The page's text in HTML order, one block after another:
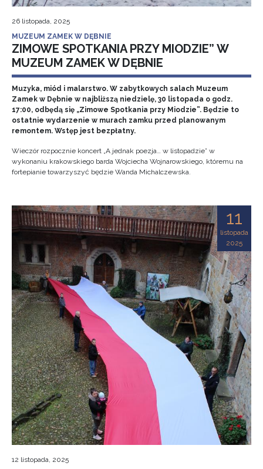
26 listopada, 2025
MUZEUM ZAMEK W DĘBNIE
ZIMOWE SPOTKANIA PRZY MIODZIE” W
MUZEUM ZAMEK W DĘBNIE
Muzyka, miód i malarstwo. W zabytkowych salach Muzeum
Zamek w Dębnie w najbliższą niedzielę, 30 listopada o godz.
17:00, odbędą się „Zimowe Spotkania przy Miodzie”. Będzie to
ostatnie wydarzenie w murach zamku przed planowanym
remontem. Wstęp jest bezpłatny.
Wieczór rozpocznie koncert „A jednak poezja… w listopadzie” w
wykonaniu krakowskiego barda Wojciecha Wojnarowskiego, któremu na
fortepianie towarzyszyć będzie Wanda Michalczewska.
11
listopada
2025
12 listopada, 2025